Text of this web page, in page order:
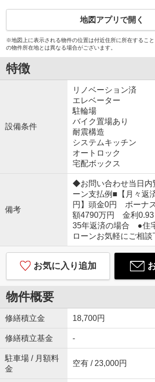
地図アプリで開く
※地図上に表示される物件の位置は付近住所に所在するこ
の物件所在地とは異なる場合がございます。
特徴
設備条件
リノベーション済
エレベーター
駐輪場
バイク置場あり
耐震構造
システムキッチン
オートロック
宅配ボックス
備考
◆お問い合わせ当日
ーン支払例■【月々
円】頭金0円 ボーナ
額4790万円 金利
35年返済の場合 ●住
ローンお気軽にご相談
お気に入り追加
物件概要
修繕積立金 18,700円
修繕積立基金 -
駐車場 / 月額料
金
空有 / 23,000円